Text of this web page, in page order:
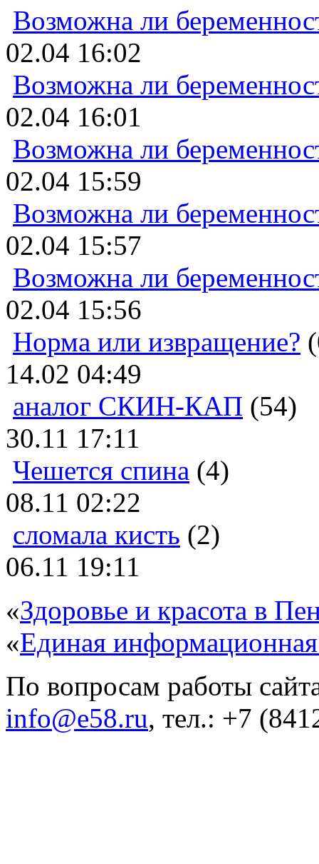
Возможна ли
02.04 16:02
Возможна ли
02.04 16:01
Возможна ли
02.04 15:59
Возможна ли
02.04 15:57
Возможна ли
02.04 15:56
Норма или извращение?
14.02 04:49
аналог СКИН-КАП (54)
30.11 17:11
Чешется спина (4)
08.11 02:22
сломала кисть (2)
06.11 19:11
«Здоровье и красота в
«Единая
По вопросам работы
info@e58.ru, тел.: +7